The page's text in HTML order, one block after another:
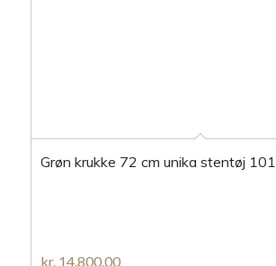
Grøn krukke 72 cm unika stentøj 101
kr.14.800,00